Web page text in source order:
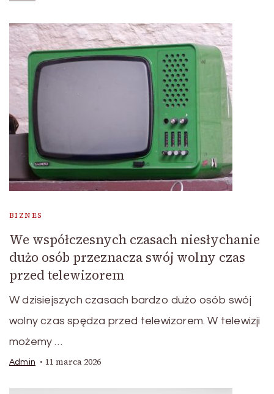
BIZNES
We współczesnych czasach niesłychanie
dużo osób przeznacza swój wolny czas
przed telewizorem
W dzisiejszych czasach bardzo dużo osób swój
wolny czas spędza przed telewizorem. W telewizji
możemy …
Admin 11 marca 2026